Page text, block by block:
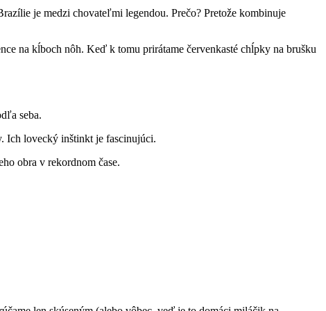
je medzi chovateľmi legendou. Prečo? Pretože kombinuje
na kĺboch nôh. Keď k tomu prirátame červenkasté chĺpky na brušku
seba.
Ich lovecký inštinkt je fascinujúci.
obra v rekordnom čase.